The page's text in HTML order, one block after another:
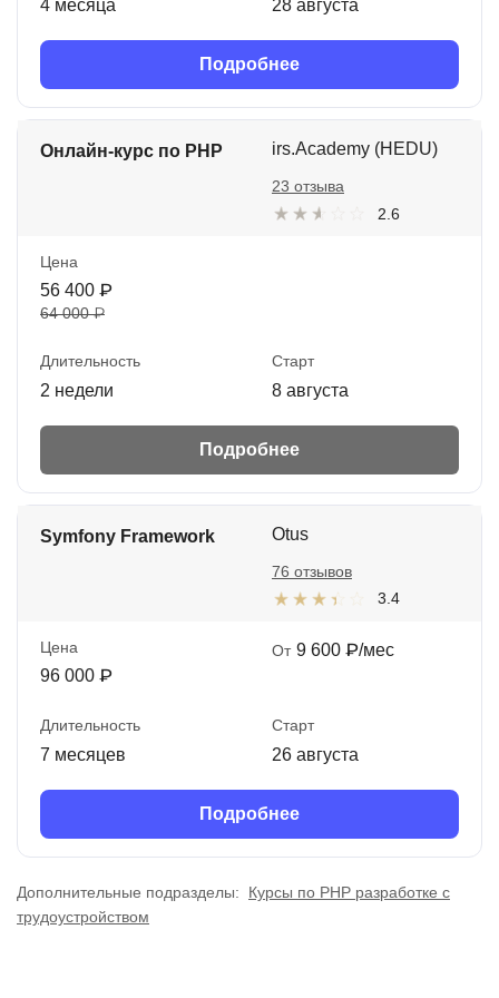
4 месяца 28 августа
Подробнее
Онлайн-курс по PHP irs.Academy (HEDU)
2.6
23 отзыва
Цена
56 400 ₽
64 000 ₽
Длительность
2 недели
Старт
8 августа
Подробнее
Symfony Framework Otus
3.4
76 отзывов
Цена
96 000 ₽
От 9 600 ₽/мес
Длительность
7 месяцев
Старт
26 августа
Подробнее
Дополнительные подразделы:
Курсы по PHP разработке с
трудоустройством